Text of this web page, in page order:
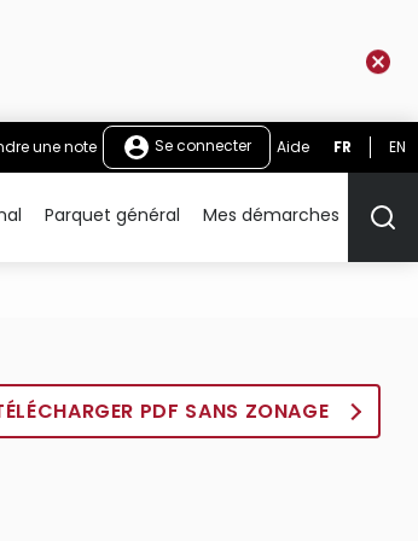
une note Se connecter Aide FR EN
Parquet général Mes démarches
PDF SANS ZONAGE